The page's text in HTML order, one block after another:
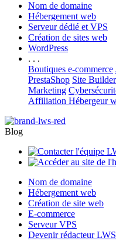
Nom de domaine
Hébergement web
Serveur dédié et VPS
Création de sites web
WordPress
. . .
Boutiques e-commerce
PrestaShop Site
Marketing
Affiliation Hébergeur
Blog
Nom de domaine
Hébergement web
Création de site web
E-commerce
Serveur VPS
Devenir rédacteur LWS